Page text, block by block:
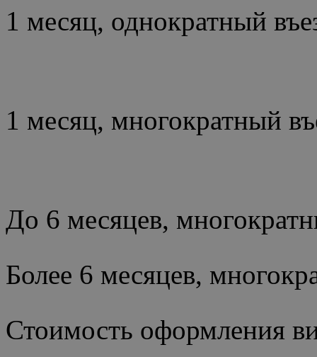
1 месяц,
1 месяц,
До 6 месяцев,
Более 6 месяцев,
Стоимость оформления